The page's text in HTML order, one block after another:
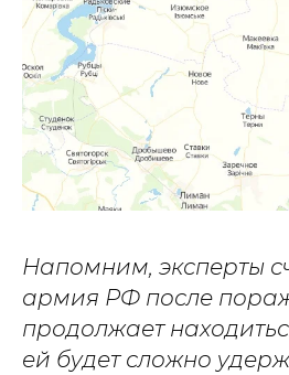
Напомним, эксперты
армия РФ после
продолжает
ей будет сложно